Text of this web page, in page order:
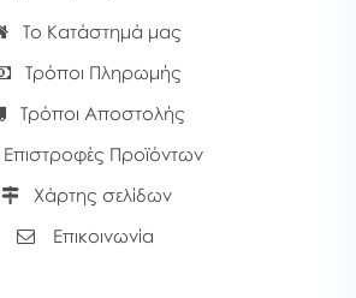
Το Κατάστημά μας
Τρόποι Πληρωμής
Τρόποι Αποστολής
Επιστροφές Προϊόντων
Χάρτης σελίδων
Επικοινωνία